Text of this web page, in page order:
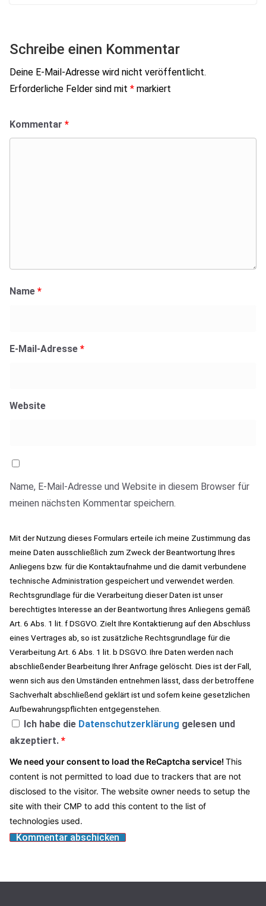
Schreibe einen Kommentar
Deine E-Mail-Adresse wird nicht veröffentlicht.
Erforderliche Felder sind mit * markiert
Kommentar *
Name *
E-Mail-Adresse *
Website
Name, E-Mail-Adresse und Website in diesem Browser für
meinen nächsten Kommentar speichern.
Mit der Nutzung dieses Formulars erteile ich meine Zustimmung das
meine Daten ausschließlich zum Zweck der Beantwortung Ihres
Anliegens bzw. für die Kontaktaufnahme und die damit verbundene
technische Administration gespeichert und verwendet werden.
Rechtsgrundlage für die Verarbeitung dieser Daten ist unser
berechtigtes Interesse an der Beantwortung Ihres Anliegens gemäß
Art. 6 Abs. 1 lit. f DSGVO. Zielt Ihre Kontaktierung auf den Abschluss
eines Vertrages ab, so ist zusätzliche Rechtsgrundlage für die
Verarbeitung Art. 6 Abs. 1 lit. b DSGVO. Ihre Daten werden nach
abschließender Bearbeitung Ihrer Anfrage gelöscht. Dies ist der Fall,
wenn sich aus den Umständen entnehmen lässt, dass der betroffene
Sachverhalt abschließend geklärt ist und sofern keine gesetzlichen
Aufbewahrungspflichten entgegenstehen.
Ich habe die Datenschutzerklärung gelesen und
akzeptiert. *
We need your consent to load the ReCaptcha service!This
content is not permitted to load due to trackers that are not
disclosed to the visitor. The website owner needs to setup the
site with their CMP to add this content to the list of
technologies used.